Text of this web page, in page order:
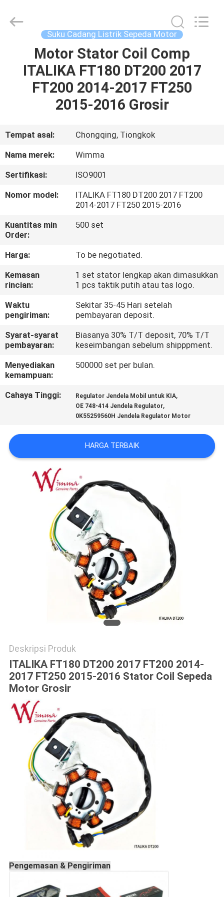
RUMAH
PRODUK
TENTANG
TUR
KONTROL
KUALITAS
MINTA
KUTIPAN
PETA
SITUS
PRIBADI
Spare
Parts
Suku Cadang Listrik Sepeda Motor
Motor Stator Coil Comp
ITALIKA FT180 DT200 2017
FT200 2014-2017 FT250
2015-2016 Grosir
Tempat asal:
Chongqing, Tiongkok
Nama merek:
Wimma
Sertifikasi:
ISO9001
Nomor model:
ITALIKA FT180 DT200 2017 FT200
2014-2017 FT250 2015-2016
Kuantitas min
Order:
500 set
Harga:
To be negotiated.
Kemasan
rincian:
1 set stator lengkap akan dimasukkan
1 pcs taktik putih atau tas logo.
Waktu
pengiriman:
Sekitar 35-45 Hari setelah
pembayaran deposit.
Syarat-syarat
pembayaran:
Biasanya 30% T/T deposit, 70% T/T
keseimbangan sebelum shipppment.
Menyediakan
kemampuan:
500000 set per bulan.
Cahaya Tinggi: Regulator Jendela Mobil untuk KIA,
OE 748-414 Jendela Regulator,
0K55259560H Jendela Regulator Motor
HARGA TERBAIK
Deskripsi Produk
ITALIKA FT180 DT200 2017 FT200 2014-
2017 FT250 2015-2016 Stator Coil Sepeda
Motor Grosir
Pengemasan & Pengiriman